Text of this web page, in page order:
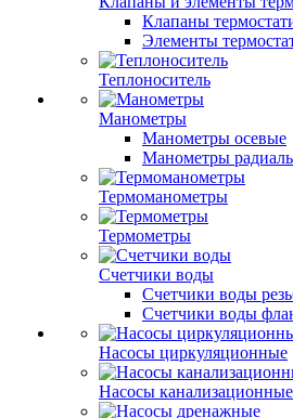
Клапаны
Элементы
Теплоноситель
Манометры
Манометры осевые
Манометры
Термоманометры
Термометры
Счетчики воды
Счетчики воды
Счетчики воды
Насосы циркуляционные
Насосы канализационные